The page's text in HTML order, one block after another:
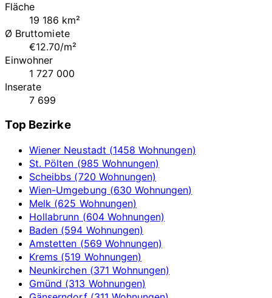
Fläche
19 186 km²
Ø Bruttomiete
€12.70/m²
Einwohner
1 727 000
Inserate
7 699
Top Bezirke
Wiener Neustadt (1458 Wohnungen)
St. Pölten (985 Wohnungen)
Scheibbs (720 Wohnungen)
Wien-Umgebung (630 Wohnungen)
Melk (625 Wohnungen)
Hollabrunn (604 Wohnungen)
Baden (594 Wohnungen)
Amstetten (569 Wohnungen)
Krems (519 Wohnungen)
Neunkirchen (371 Wohnungen)
Gmünd (313 Wohnungen)